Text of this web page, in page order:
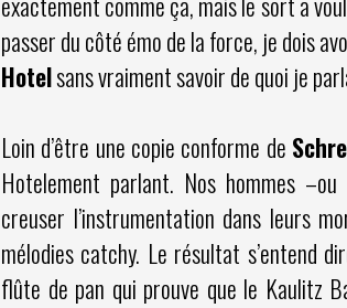
passer du côté émo de la force, je dois
Hotelsans vraiment savoir de quoi je
Loin d’être une copie conforme de
Hotelement parlant. Nos hommes
creuser l’instrumentation dans leurs
mélodies catchy. Le résultat s’entend
flûte de pan qui prouve que le Kaulitz